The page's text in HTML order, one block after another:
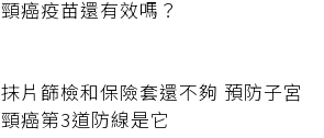
頸癌疫苗還有效嗎？
抹片篩檢和保險套還不夠 預防子宮
頸癌第3道防線是它